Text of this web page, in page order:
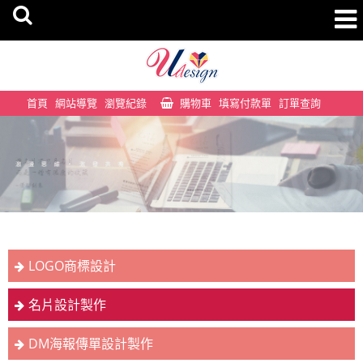
首頁 網站導覽 瀏覽紀錄 購物車 填寫付款單 訂單查詢
LOGO商標設計
名片設計製作
DM海報傳單設計製作